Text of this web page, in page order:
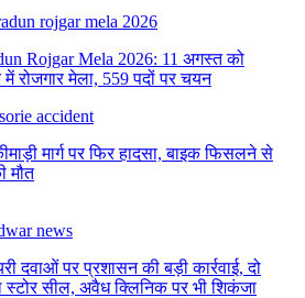
Rojgar Mela 2026: 11 अगस्त को
में रोजगार मेला, 559 पदों पर चयन
मार्ग पर फिर हादसा, बाइक फिसलने से
मौत
दवाओं पर प्रशासन की बड़ी कार्रवाई, दो
सील, अवैध क्लिनिक पर भी शिकंजा